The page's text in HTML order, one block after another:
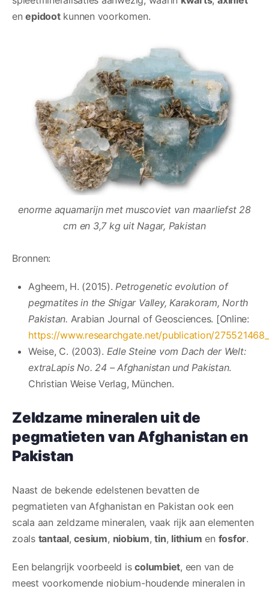
enepidootkunnen voorkomen.
enorme aquamarijn met muscoviet van maarliefst 28
cm en 3,7 kg uit Nagar, Pakistan
Bronnen:
Agheem, H. (2015). Petrogenetic evolution of
pegmatites in the Shigar Valley, Karakoram, North
Pakistan. Arabian Journal of Geosciences. [Online:
https://www.researchgate.net/publication/
Weise, C. (2003). Edle Steine vom Dach der Welt:
extraLapis No. 24 – Afghanistan und Pakistan.
Christian Weise Verlag, München.
Zeldzame mineralen uit de
pegmatieten van Afghanistan en
Pakistan
Naast de bekende edelstenen bevatten de
pegmatieten van Afghanistan en Pakistan ook een
scala aan zeldzame mineralen, vaak rijk aan elementen
zoals tantaal,cesium, niobium,tin, lithium en fosfor.
Een belangrijk voorbeeld iscolumbiet, een van de
meest voorkomende niobium-houdende mineralen in